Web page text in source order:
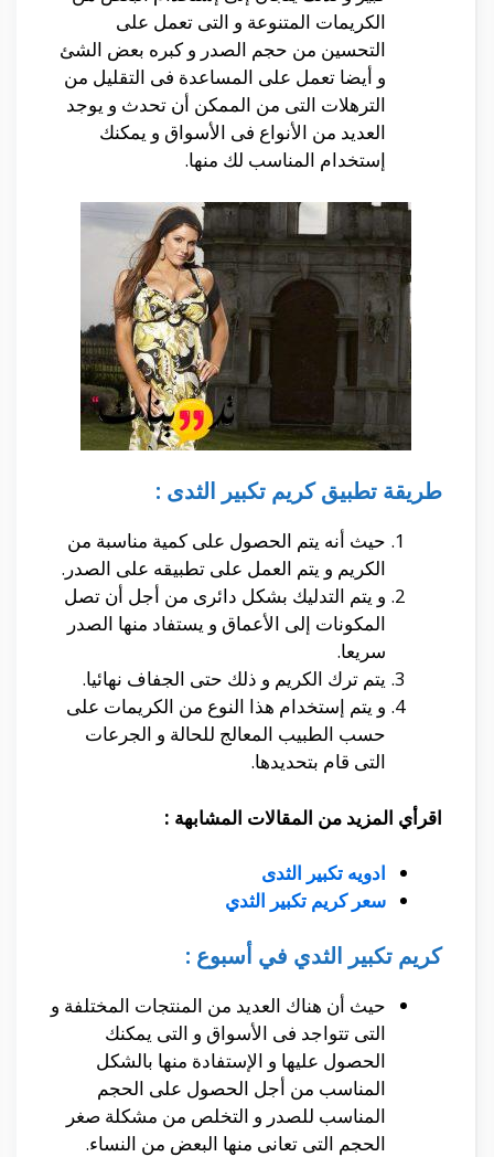
الكريمات المتنوعة و التى تعمل على
التحسين من حجم الصدر و كبره بعض الشئ
و أيضا تعمل على المساعدة فى التقليل من
الترهلات التى من الممكن أن تحدث و يوجد
العديد من الأنواع فى الأسواق و يمكنك
إستخدام المناسب لك منها.
طريقة تطبيق كريم تكبير الثدى :
حيث أنه يتم الحصول على كمية مناسبة من
الكريم و يتم العمل على تطبيقه على الصدر.
و يتم التدليك بشكل دائرى من أجل أن تصل
المكونات إلى الأعماق و يستفاد منها الصدر
سريعا.
يتم ترك الكريم و ذلك حتى الجفاف نهائيا.
و يتم إستخدام هذا النوع من الكريمات على
حسب الطبيب المعالج للحالة و الجرعات
التى قام بتحديدها.
اقرأي المزيد من المقالات المشابهة :
ادويه تكبير الثدى
سعر كريم تكبير الثدي
كريم تكبير الثدي في أسبوع :
حيث أن هناك العديد من المنتجات المختلفة و
التى تتواجد فى الأسواق و التى يمكنك
الحصول عليها و الإستفادة منها بالشكل
المناسب من أجل الحصول على الحجم
المناسب للصدر و التخلص من مشكلة صغر
الحجم التى تعانى منها البعض من النساء.